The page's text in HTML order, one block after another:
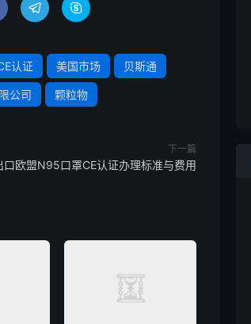
 
认证 美国市场 贝斯通
公司 颗粒物
下一篇
口欧盟N95口罩CE认证办理标准与费用